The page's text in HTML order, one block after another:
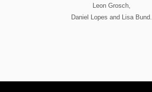
Leon Grosch,
Daniel Lopes and Lisa Bund.